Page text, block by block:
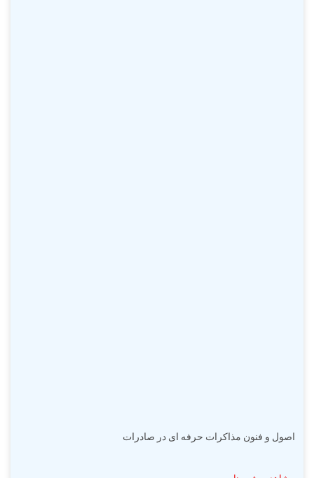
اصول و فنون مذاکرات حرفه ای در صادرات